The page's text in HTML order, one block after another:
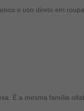
o uso direto em
É a mesma família